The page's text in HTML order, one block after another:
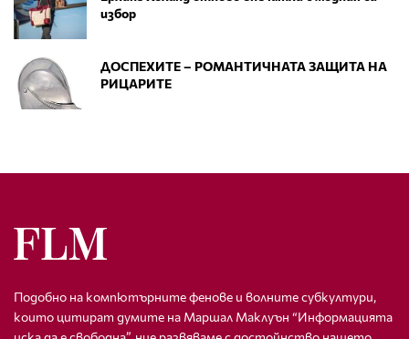
избор
ДОСПЕХИТЕ – РОМАНТИЧНАТА ЗАЩИТА НА
РИЦАРИТЕ
Подобно на компютърните фенове и волните субкултури,
които цитират думите на Маршал Маклуън “Информацията